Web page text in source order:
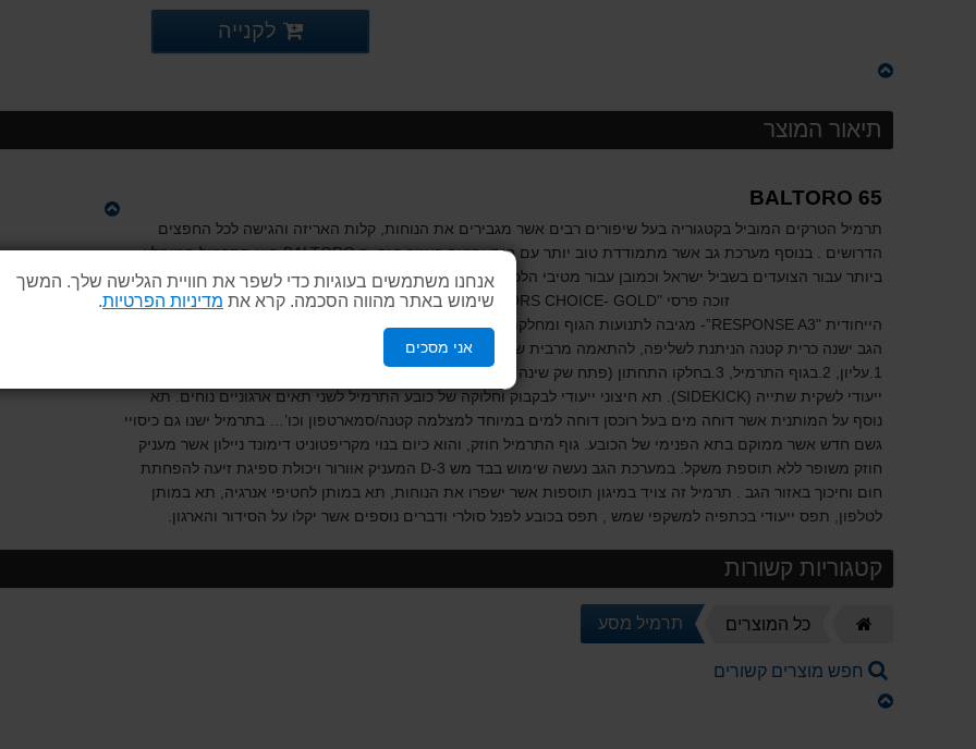
אנחנו משתמשים בעוגיות כדי לשפר את חוויית הגלישה שלך. המשך
שימוש באתר מהווה הסכמה. קרא את מדיניות הפרטיות.
אני מסכים
לקנייה
תיאור המוצר
BALTORO 65
תרמיל הטרקים המוביל בקטגוריה בעל שיפורים רבים אשר מגבירים את הנוחות, קלות האריזה והגישה לכל החפצים
הדרושים . בנוסף מערכת גב אשר מתמודדת טוב יותר עם חום והזעה באזור הגב. הBALTOROהוא התרמיל המומלץ
ביותר עבור הצועדים בשביל ישראל וכמובן עבור מטיבי הלכת בארץ ובעולם .
זוכה פרסי "EDITORS
CHOICE- GOLD” ן - "OUTSIDE GEAROFTHE
YEAR” . מערכת הגב
הייחודית "RESPONSE A3”- מגיבה לתנועות הגוף ומחלקת את עומסי המשקל בצורה הטובה ביותר. בתחתית מערכת
הגב ישנה כרית קטנה הניתנת לשליפה, להתאמה מרבית של המערכת לקימור הגב התחתון. שלושה פתחי גישה לציוד-
1.עליון, 2.בגוף התרמיל, 3.בחלקו התחתון (פתח שק שינה מורכב). בתוך התרמיל ישנו תיק יום נשלף המשמש גם כתא
ייעודי לשקית שתייה (SIDEKICK). תא חיצוני ייעודי לבקבוק וחלוקה של כובע התרמיל לשני תאים ארגוניים נוחים. תא
נוסף על המותנית אשר דוחה מים בעל רוכסן דוחה למים במיוחד למצלמה קטנה/סמארטפון וכו’… בתרמיל ישנו גם כיסויי
גשם חדש אשר ממוקם בתא הפנימי של הכובע. גוף התרמיל חוזק, והוא כיום בנוי מקריפטוניט דימונד ניילון אשר מעניק
חוזק משופר ללא תוספת משקל. במערכת הגב נעשה שימוש בבד מש 3-D המעניק אוורור ויכולת ספיגת זיעה להפחתת
חום וחיכוך באזור הגב . תרמיל זה צויד במיגון תוספות אשר ישפרו את הנוחות, תא במותן לחטיפי אנרגיה, תא במותן
לטלפון, תפס ייעודי בכתפיה למשקפי שמש , תפס בכובע לפנל סולרי ודברים נוספים אשר יקלו על הסידור והארגון.
קטגוריות קשורות
כל המוצרים תרמיל מסע
חפש מוצרים קשורים